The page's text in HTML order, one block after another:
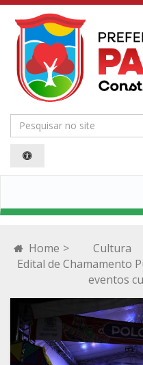
Home > Cultura
Edital de Chamamento
eventos